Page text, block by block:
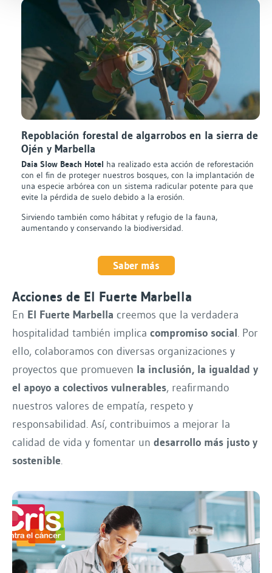
Repoblación forestal de algarrobos en la sierra de
Ojén y Marbella
Daia Slow Beach Hotel ha realizado esta acción de reforestación
con el fin de proteger nuestros bosques, con la implantación de
una especie arbórea con un sistema radicular potente para que
evite la pérdida de suelo debido a la erosión.
Sirviendo también como hábitat y refugio de la fauna,
aumentando y conservando la biodiversidad.
Saber más
Acciones de El Fuerte Marbella
En El Fuerte Marbella creemos que la verdadera
hospitalidad también implica compromiso social. Por
ello, colaboramos con diversas organizaciones y
proyectos que promueven la inclusión, la igualdad y
el apoyo a colectivos vulnerables, reafirmando
nuestros valores de empatía, respeto y
responsabilidad. Así, contribuimos a mejorar la
calidad de vida y fomentar un desarrollo más justo y
sostenible.